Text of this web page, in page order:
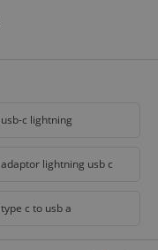
usb-c lightning
adaptor lightning usb c
type c to usb a